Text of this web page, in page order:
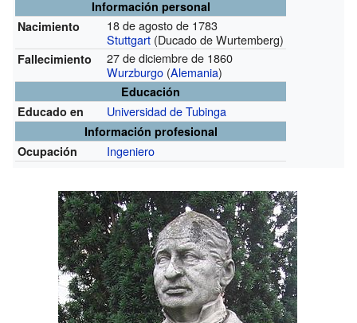
Información personal
Nacimiento
18 de agosto de 1783
Stuttgart (Ducado de Wurtemberg)
Fallecimiento
27 de diciembre de 1860
Wurzburgo (Alemania)
Educación
Educado en
Universidad de Tubinga
Información profesional
Ocupación
Ingeniero